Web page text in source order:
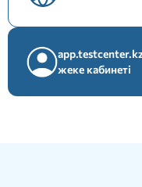
жеке кабинеті